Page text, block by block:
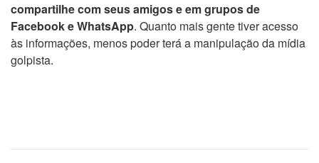
compartilhe com seus amigos e em grupos de
Facebook e WhatsApp. Quanto mais gente tiver acesso
às informações, menos poder terá a manipulação da mídia
golpista.